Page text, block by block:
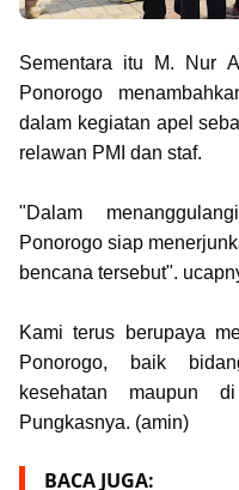
Sementara itu M. Nur
Ponorogo
dalam kegiatan apel
relawan PMI dan staf.
"Dalam
Ponorogo siap
bencana tersebut".
Kami terus berupaya
Ponorogo, baik
kesehatan maupun
Pungkasnya. (amin)
BACA JUGA: